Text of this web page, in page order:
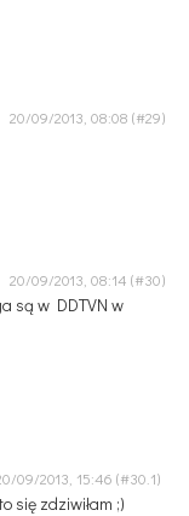
20/09/2013, 08:08
20/09/2013, 08:14
są w DDTVN w
09/2013, 15:46
się zdziwiłam ;)